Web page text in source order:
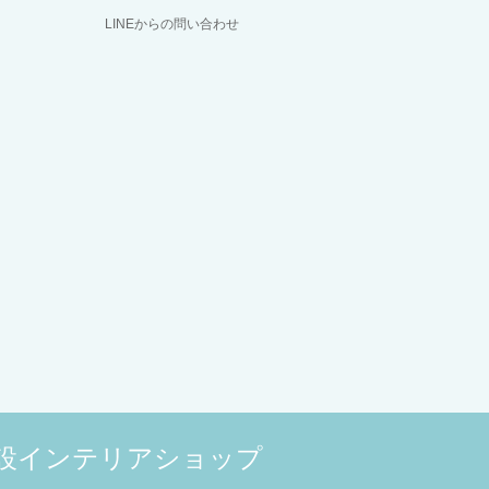
LINEからの問い合わせ
インテリアショップ